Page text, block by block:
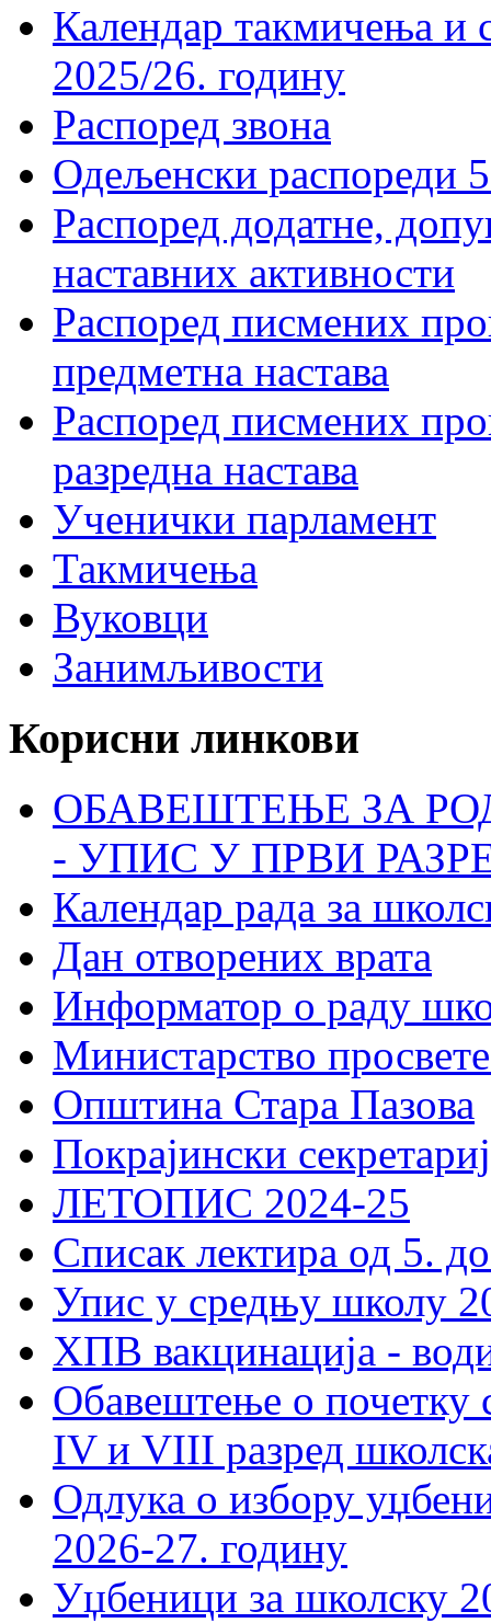
Календар такмичења
2025/26. годину
Распоред звона
Одељенски распореди
Распоред додатне,
наставних активности
Распоред писмених
предметна настава
Распоред писмених
разредна настава
Ученички парламент
Такмичења
Вуковци
Занимљивости
Корисни линкови
ОБАВЕШТЕЊЕ ЗА
- УПИС У ПРВИ
Календар рада за
Дан отворених врата
Информатор о раду
Министарство
Општина Стара Пазова
Покрајински
ЛЕТОПИС 2024-25
Списак лектира од 5.
Упис у средњу школу
ХПВ вакцинација -
Обавештење о почетку
IV и VIII разред
Одлука о избору
2026-27. годину
Уџбеници за школску